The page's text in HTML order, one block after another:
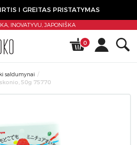
I GREITAS PRISTATYMAS
INOVATYVU,JAPONIŠKA
0
saldumynai
50g 75770